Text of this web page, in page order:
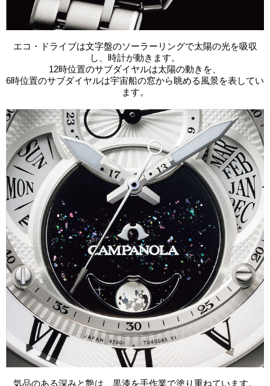
エコ・ドライブは文字盤のソーラーリングで太陽の光を吸収
し、時計が動きます。
12時位置のサブダイヤルは太陽の動きを、
6時位置のサブダイヤルは宇宙船の窓から眺める風景を表してい
ます。
気品のある深みと艶は、黒漆を手作業で塗り重ねています。